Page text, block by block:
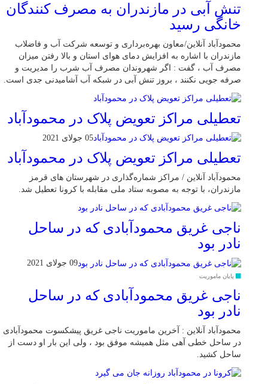
تنش آبی در مازندران به مصرف كنندگان
خانگی رسيد
محمودآباد آنلاین/معاون بهره‌برداری و توسعه شرکت آب و فاضلاب
مازندران با اشاره به افزایش دمای هوای استان و بالا رفتن میزان
مصرف آب ، گفت : اگر شهروندان مصرف آب شرب را مدیریت و
صرفه جویی نکنند ، بروز تنش آبی در شبکه آب آشامیدنی جدی است.
تعطیلی مراکز تعویض پلاک در محمودآباد
05 جولای 2021
تعطیلی مراکز تعویض پلاک در محمودآباد
محمودآباد آنلاین / مراکز شماره‌گذاری در شهر‌ستان های قرمز
مازندران، با توجه به مصوبه ستاد ملی مقابله با کرونا تعطیل شد.
ناجی غریق محمودآبادی که در ساحل
نادر بود
09 جولای 2021
پایان ماموریت
ناجی غریق محمودآبادی که در ساحل
نادر بود
محمودآباد آنلاین : آخرین ماموریت ناجی غریق پیشکسوت محمودآبادی
در ساحل خطی آهی مثل همیشه موفق بود ، ولی این بار او دست از
ساحل کشید.